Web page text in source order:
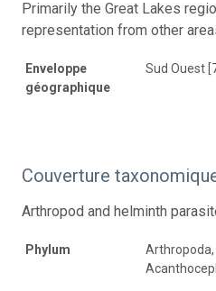
Primarily the Great Lakes
representation from other
Enveloppe
géographique
Sud Ouest
Couverture
Arthropod and helminth
Phylum